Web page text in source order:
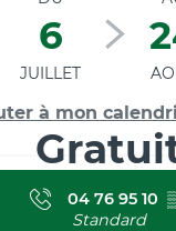
6
JUILLET
à mon
04 76 95 10
Standard